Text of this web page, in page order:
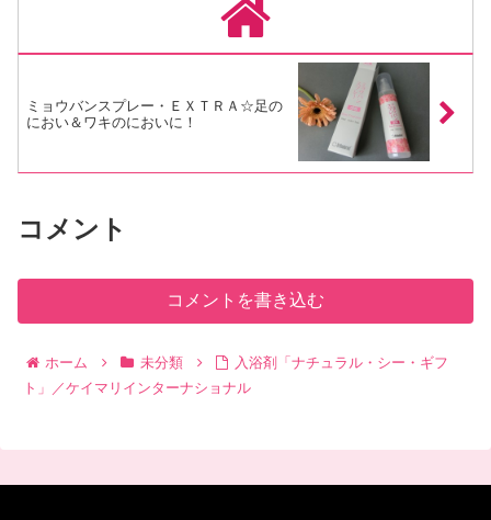
ミョウバンスプレー・ＥＸＴＲＡ☆足の
におい＆ワキのにおいに！
コメント
コメントを書き込む
ホーム 未分類
入浴剤「ナチュラル・シー・ギフ
ト」／ケイマリインターナショナル